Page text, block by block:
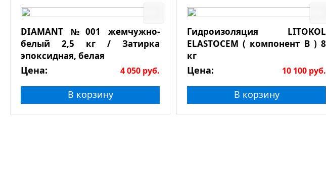
DIAMANT №001 жемчужно-
белый 2,5 кг / Затирка
эпоксидная, белая
Цена: 4 050 руб.
В корзину
Гидроизоляция LITOKOL
ELASTOCEM ( компонент В ) 8
кг
Цена: 10 100 руб.
В корзину